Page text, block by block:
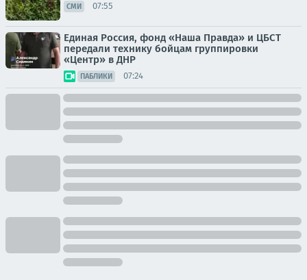
СМИ 07:55
Единая Россия, фонд «Наша Правда» и ЦБСТ
передали технику бойцам группировки
«Центр» в ДНР
ПАБЛИКИ 07:24